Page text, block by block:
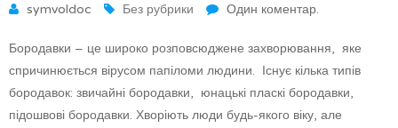
symvoldoc Без рубрики Один коментар.
Бородавки – це широко розповсюджене захворювання, яке
спричинюється вірусом папіломи людини. Існує кілька типів
бородавок: звичайні бородавки, юнацькі пласкі бородавки,
підошвові бородавки. Хворіють люди будь-якого віку, але